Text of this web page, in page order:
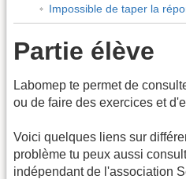
Impossible de taper la
Partie élève
Labomep te permet de
ou de faire des exercices et
Voici quelques liens sur
problème tu peux aussi
indépendant de l'association